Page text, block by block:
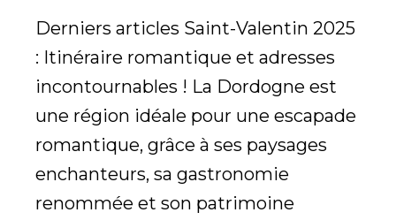
Derniers articles Saint-Valentin 2025
: Itinéraire romantique et adresses
incontournables ! La Dordogne est
une région idéale pour une escapade
romantique, grâce à ses paysages
enchanteurs, sa gastronomie
renommée et son patrimoine